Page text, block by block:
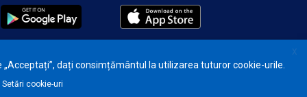
X
dați consimțământul la utilizarea tuturor cookie-urile.
Setări cookie-uri